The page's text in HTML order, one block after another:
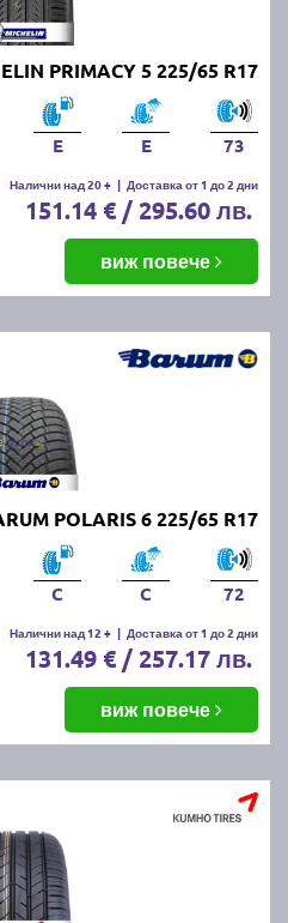
PRIMACY 5 225/65 R17
E E 73
Налични над 20 + | Доставка от 1 до 2 дни
151.14 € / 295.60 лв.
виж повече
POLARIS 6 225/65 R17
C C 72
Налични над 12 + | Доставка от 1 до 2 дни
131.49 € / 257.17 лв.
виж повече